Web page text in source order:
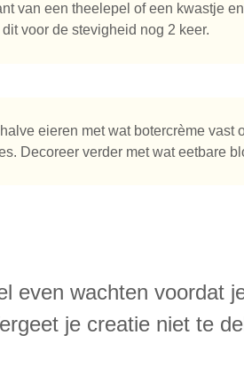
van een theelepel of een kwastje
voor de stevigheid nog 2 keer.
eieren met wat botercrème vast
Decoreer verder met wat eetbare
even wachten voordat
je creatie niet te